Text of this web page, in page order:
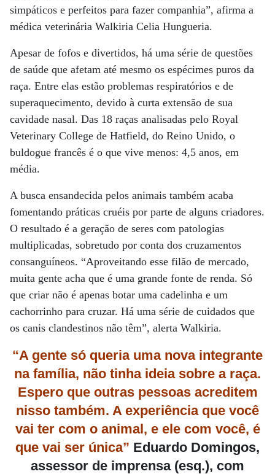
simpáticos e perfeitos para fazer companhia”, afirma a
médica veterinária Walkiria Celia Hungueria.
Apesar de fofos e divertidos, há uma série de questões
de saúde que afetam até mesmo os espécimes puros da
raça. Entre elas estão problemas respiratórios e de
superaquecimento, devido à curta extensão de sua
cavidade nasal. Das 18 raças analisadas pelo Royal
Veterinary College de Hatfield, do Reino Unido, o
buldogue francês é o que vive menos: 4,5 anos, em
média.
A busca ensandecida pelos animais também acaba
fomentando práticas cruéis por parte de alguns criadores.
O resultado é a geração de seres com patologias
multiplicadas, sobretudo por conta dos cruzamentos
consanguíneos. “Aproveitando esse filão de mercado,
muita gente acha que é uma grande fonte de renda. Só
que criar não é apenas botar uma cadelinha e um
cachorrinho para cruzar. Há uma série de cuidados que
os canis clandestinos não têm”, alerta Walkiria.
“A gente só queria uma nova integrante
na família, não tinha ideia sobre a raça.
Espero que outras pessoas acreditem
nisso também. A experiência que você
vai ter com o animal, e ele com você, é
que vai ser única” Eduardo Domingos,
assessor de imprensa (esq.), com